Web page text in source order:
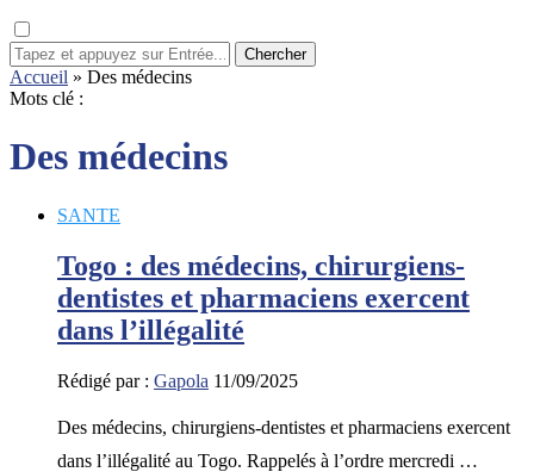
Chercher
Accueil » Des médecins
Mots clé :
Des médecins
SANTE
Togo : des médecins, chirurgiens-
dentistes et pharmaciens exercent
dans l’illégalité
Rédigé par : Gapola 11/09/2025
Des médecins, chirurgiens-dentistes et pharmaciens exercent
dans l’illégalité au Togo. Rappelés à l’ordre mercredi …